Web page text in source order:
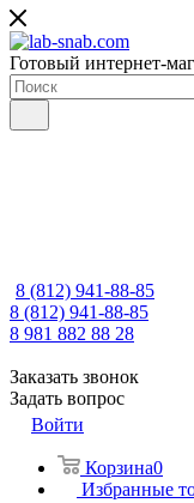
Готовый интернет-
8 (812) 941-88-85
8 (812) 941-88-85
8 981 882 88 28
Заказать звонок
Задать вопрос
Войти
Корзина0
Избранные